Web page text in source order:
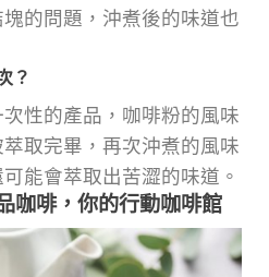
的問題，沖煮後的味道也
？
性的產品，咖啡粉的風味
取完畢，再次沖煮的風味
能會萃取出苦澀的味道。
咖啡，你的行動咖啡館